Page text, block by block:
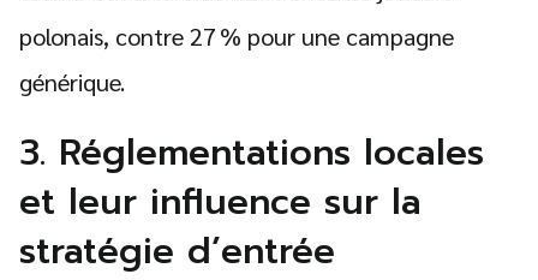
polonais, contre 27 % pour une campagne
générique.
3. Réglementations locales
et leur influence sur la
stratégie d’entrée